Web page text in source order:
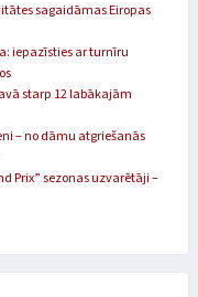
sagaidāmas Eiropas
iepazīsties ar turnīru
starp 12 labākajām
– no dāmu atgriešanās
Prix” sezonas uzvarētāji –